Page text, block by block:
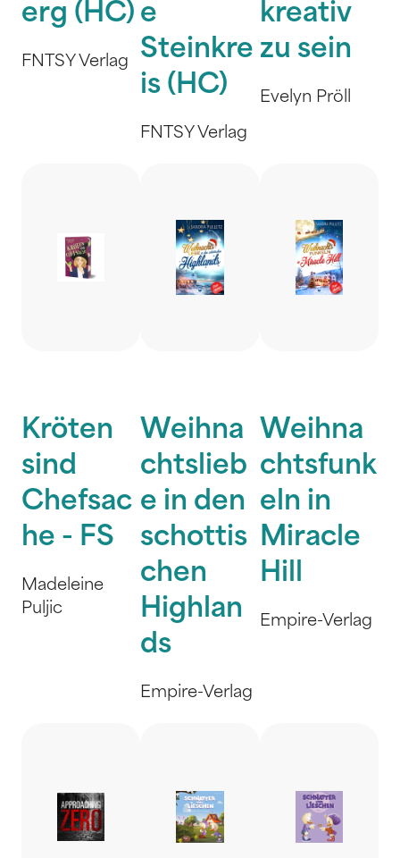
erg (HC)
FNTSY Verlag
e
Steinkre
is (HC)
FNTSY Verlag
kreativ
zu sein
Evelyn Pröll
Kröten
sind
Chefsac
he - FS
Madeleine
Puljic
Weihna
chtslieb
e in den
schottis
chen
Highlan
ds
Empire-Verlag
Weihna
chtsfunk
eln in
Miracle
Hill
Empire-Verlag